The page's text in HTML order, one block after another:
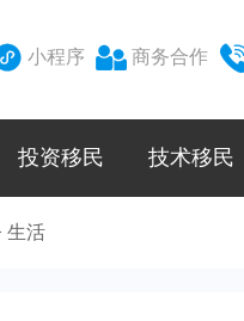
小程序  商务合作
投资移民 技术移民
生活